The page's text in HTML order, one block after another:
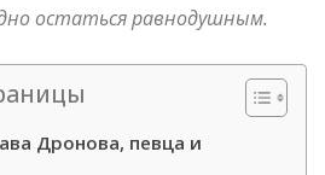
остаться равнодушным.
Дронова, певца и